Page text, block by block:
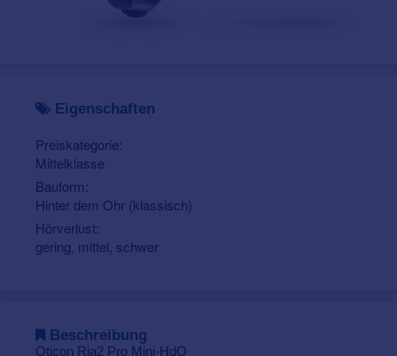
Eigenschaften
Preiskategorie:
Mittelklasse
Bauform:
Hinter dem Ohr (klassisch)
Hörverlust:
gering, mittel, schwer
Beschreibung
Oticon Ria2 Pro Mini-HdO